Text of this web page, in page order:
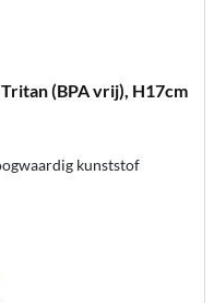
(BPA vrij), H17cm
kunststof